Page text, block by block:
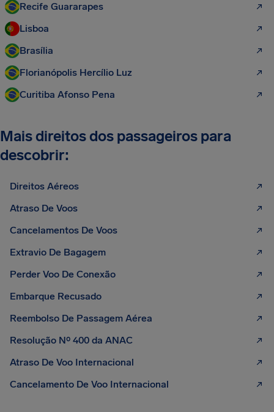
Recife Guararapes
Lisboa
Brasília
Florianópolis Hercílio Luz
Curitiba Afonso Pena
Mais direitos dos passageiros para
descobrir:
Direitos Aéreos
Atraso De Voos
Cancelamentos De Voos
Extravio De Bagagem
Perder Voo De Conexão
Embarque Recusado
Reembolso De Passagem Aérea
Resolução Nº 400 da ANAC
Atraso De Voo Internacional
Cancelamento De Voo Internacional